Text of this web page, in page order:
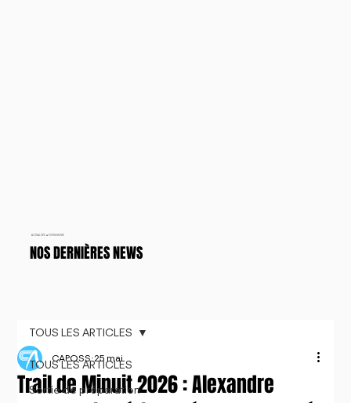
NOS DERNIÈRES NEWS
ACTUALITÉS & ÉVÉNEMENTS
TOUS LES ARTICLES
Sortie de préparation
TOUS LES ARTICLES
Trail de Minuit 2026 : Alexandre
CAPOSS 25 mai